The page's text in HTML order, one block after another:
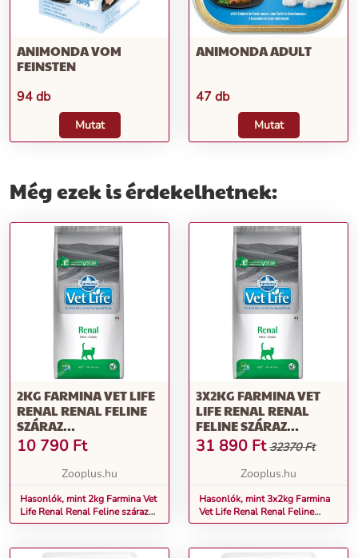
ANIMONDA VOM
FEINSTEN
94 db
Mutat
ANIMONDA ADULT
47 db
Mutat
Még ezek is érdekelhetnek:
2KG FARMINA VET LIFE
RENAL RENAL FELINE
SZÁRAZ
MACSKAELEDEL
10 790 Ft
Zooplus.hu
Hasonlók, mint 2kg Farmina Vet
Life Renal Renal Feline száraz
macskaeledel
3X2KG FARMINA VET
LIFE RENAL RENAL
FELINE SZÁRAZ
MACSKAELEDEL
31 890 Ft 32370 Ft
Zooplus.hu
Hasonlók, mint 3x2kg Farmina
Vet Life Renal Renal Feline
száraz macskaeledel